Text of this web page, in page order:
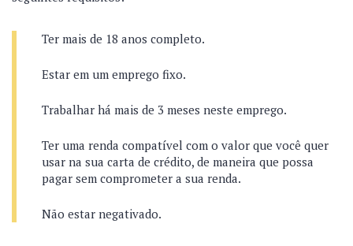
Ter mais de 18 anos completo.
Estar em um emprego fixo.
Trabalhar há mais de 3 meses neste emprego.
Ter uma renda compatível com o valor que você quer
usar na sua carta de crédito, de maneira que possa
pagar sem comprometer a sua renda.
Não estar negativado.